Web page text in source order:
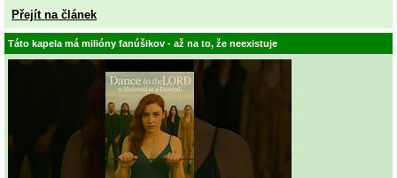
Přejít na článek
Táto kapela má milióny fanúšikov - až na to, že neexistuje